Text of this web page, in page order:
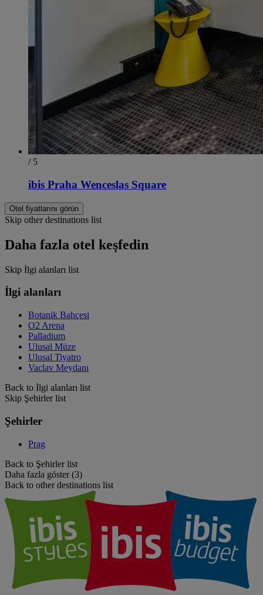
/ 5
ibis Praha Wenceslas Square
Otel fiyatlarını görün
Skip other destinations list
Daha fazla otel keşfedin
Skip İlgi alanları list
İlgi alanları
Botanik Bahçesi
O2 Arena
Palladium
Ulusal Müze
Ulusal Tiyatro
Vaclav Meydanı
Back to İlgi alanları list
Skip Şehirler list
Şehirler
Prag
Back to Şehirler list
Daha fazla göster (3)
Back to other destinations list